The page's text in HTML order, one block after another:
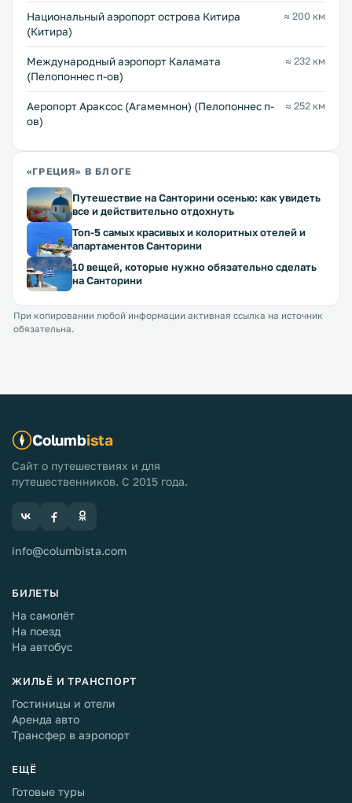
Национальный аэропорт острова Китира
(Китира)
≈ 200 км
Международный аэропорт Каламата
(Пелопоннес п-ов)
≈ 232 км
Аеропорт Араксос (Агамемнон) (Пелопоннес п-
ов)
≈ 252 км
«ГРЕЦИЯ» В БЛОГЕ
Путешествие на Санторини осенью: как увидеть
все и действительно отдохнуть
Топ-5 самых красивых и колоритных отелей и
апартаментов Санторини
10 вещей, которые нужно обязательно сделать
на Санторини
При копировании любой информации активная ссылка на источник
обязательна.
Columbista
Сайт о путешествиях и для
путешественников. С 2015 года.
info@columbista.com
БИЛЕТЫ
На самолёт
На поезд
На автобус
ЖИЛЬЁ И ТРАНСПОРТ
Гостиницы и отели
Аренда авто
Трансфер в аэропорт
ЕЩЁ
Готовые туры